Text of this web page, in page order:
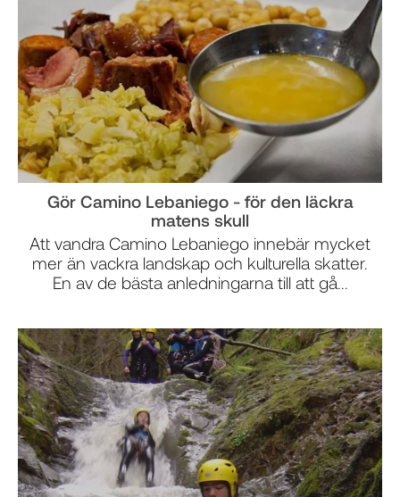
Gör Camino Lebaniego - för den läckra
matens skull
Att vandra Camino Lebaniego innebär mycket
mer än vackra landskap och kulturella skatter.
En av de bästa anledningarna till att gå...